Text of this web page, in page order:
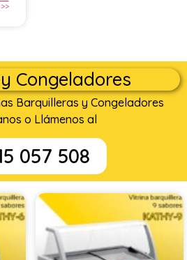
Congeladores
Barquilleras y Congeladores
o Llámenos al
057 508